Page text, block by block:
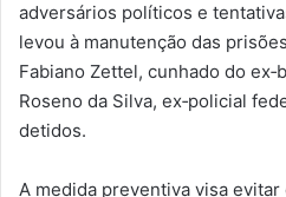
adversários políticos e
levou à manutenção das
Fabiano Zettel, cunhado do
Roseno da Silva, ex‑policial
detidos.
A medida preventiva visa